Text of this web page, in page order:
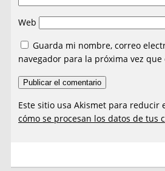
Web
Guarda mi nombre, correo
navegador para la próxima vez que
Este sitio usa Akismet para reducir
cómo se procesan los datos de tus